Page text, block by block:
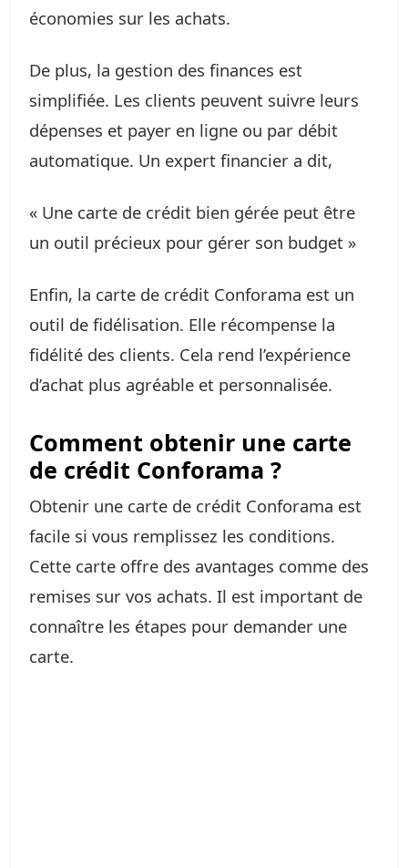
économies sur les achats.
De plus, la gestion des finances est
simplifiée. Les clients peuvent suivre leurs
dépenses et payer en ligne ou par débit
automatique. Un expert financier a dit,
« Une carte de crédit bien gérée peut être
un outil précieux pour gérer son budget »
Enfin, la carte de crédit Conforama est un
outil de fidélisation. Elle récompense la
fidélité des clients. Cela rend l’expérience
d’achat plus agréable et personnalisée.
Comment obtenir une carte
de crédit Conforama ?
Obtenir une carte de crédit Conforama est
facile si vous remplissez les conditions.
Cette carte offre des avantages comme des
remises sur vos achats. Il est important de
connaître les étapes pour demander une
carte.